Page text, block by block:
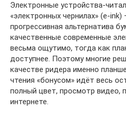
Электронные устройства-
«электронных чернилах» (e-ink)
прогрессивная альтернатива
качественные современные
весьма ощутимо, тогда как
доступнее. Поэтому многие
качестве ридера именно
чтения «бонусом» идёт весь
полный цвет, просмотр видео,
интернете.